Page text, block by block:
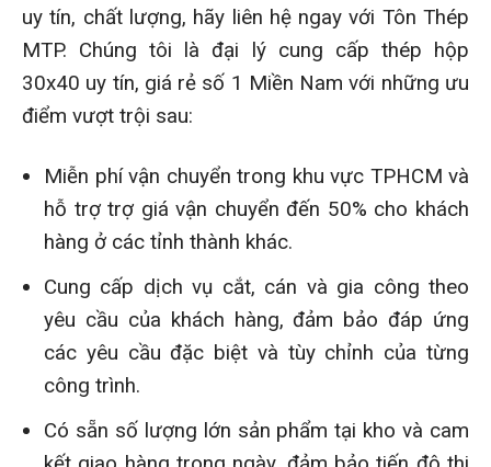
uy tín, chất lượng, hãy liên hệ ngay với Tôn Thép
MTP. Chúng tôi là đại lý cung cấp thép hộp
30x40 uy tín, giá rẻ số 1 Miền Nam với những ưu
điểm vượt trội sau:
Miễn phí vận chuyển trong khu vực TPHCM và
hỗ trợ trợ giá vận chuyển đến 50% cho khách
hàng ở các tỉnh thành khác.
Cung cấp dịch vụ cắt, cán và gia công theo
yêu cầu của khách hàng, đảm bảo đáp ứng
các yêu cầu đặc biệt và tùy chỉnh của từng
công trình.
Có sẵn số lượng lớn sản phẩm tại kho và cam